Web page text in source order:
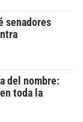
senadores
del nombre:
toda la